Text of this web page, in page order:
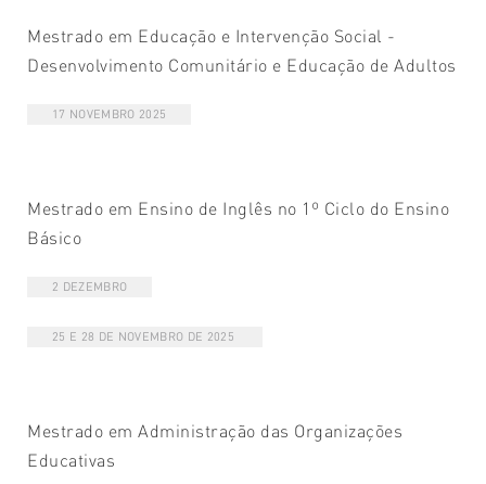
Mestrado em Educação e Intervenção Social -
Desenvolvimento Comunitário e Educação de Adultos
17 NOVEMBRO 2025
Mestrado em Ensino de Inglês no 1º Ciclo do Ensino
Básico
2 DEZEMBRO
25 E 28 DE NOVEMBRO DE 2025
Mestrado em Administração das Organizações
Educativas